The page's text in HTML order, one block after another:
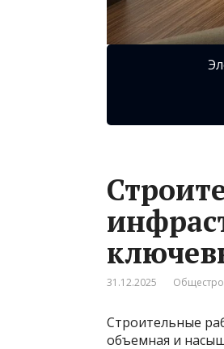
31.12.2025
Строительные
объемная и